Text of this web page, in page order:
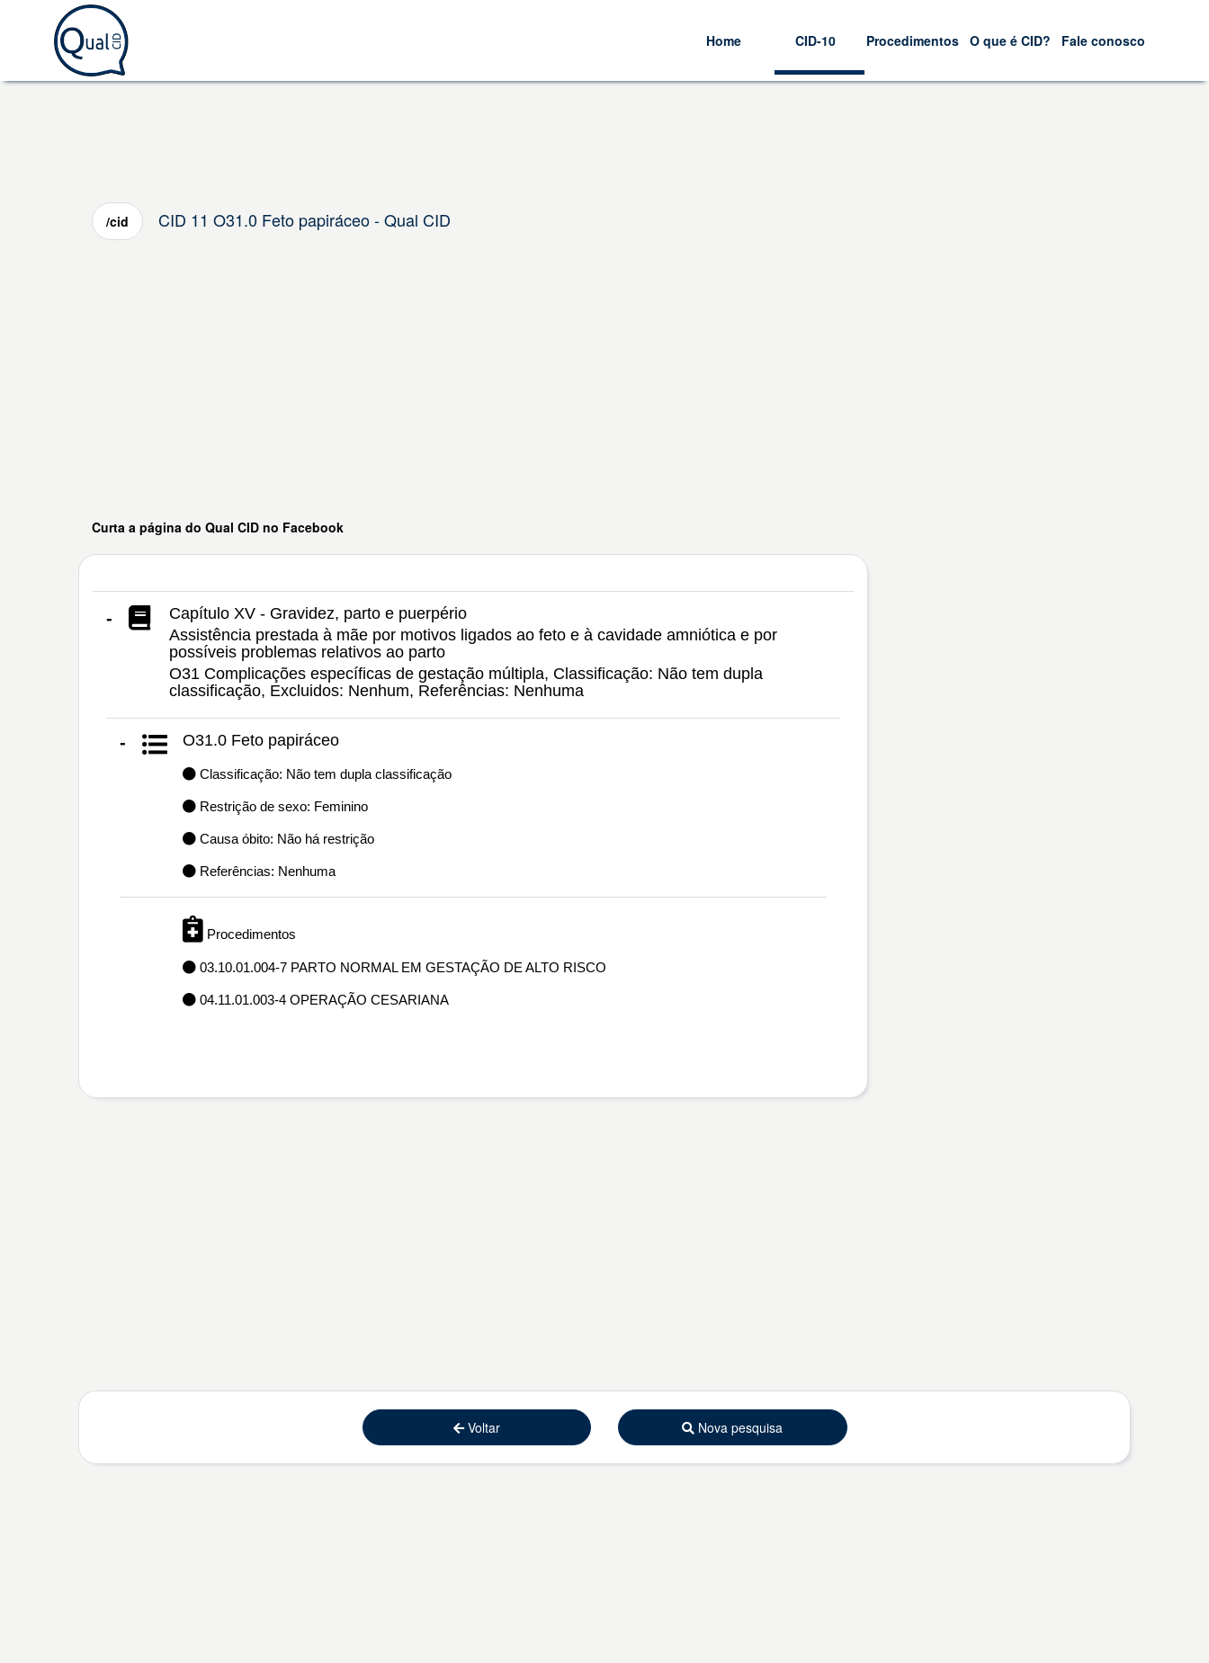
Home CID-10 Procedimentos O que é CID? Fale conosco
/cid CID 11 O31.0 Feto papiráceo - Qual CID
Curta a página do Qual CID no Facebook
-
Capítulo XV - Gravidez, parto e puerpério
Assistência prestada à mãe por motivos ligados ao feto e à cavidade amniótica e por
possíveis problemas relativos ao parto
O31 Complicações específicas de gestação múltipla, Classificação: Não tem dupla
classificação, Excluidos: Nenhum, Referências: Nenhuma
- O31.0 Feto papiráceo
Classificação: Não tem dupla classificação
Restrição de sexo: Feminino
Causa óbito: Não há restrição
Referências: Nenhuma
Procedimentos
03.10.01.004-7 PARTO NORMAL EM GESTAÇÃO DE ALTO RISCO
04.11.01.003-4 OPERAÇÃO CESARIANA
Voltar Nova pesquisa